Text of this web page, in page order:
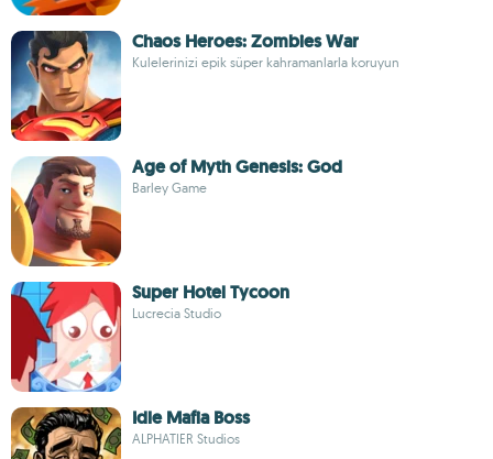
Chaos Heroes: Zombies War
Kulelerinizi epik süper kahramanlarla koruyun
Age of Myth Genesis: God
Barley Game
Super Hotel Tycoon
Lucrecia Studio
Idle Mafia Boss
ALPHATIER Studios